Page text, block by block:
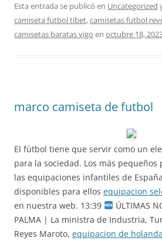
Esta entrada se publicó en Uncategorized
camiseta futbol tibet,camisetas futbol
camisetas baratas vigo en octubre 18,
marco camiseta de futbol
El fútbol tiene que servir como un
para la sociedad. Los más pequeños
las equipaciones infantiles de
disponibles para ellos equipacion
en nuestra web. 13:39
ÚLTIMAS
PALMA | La ministra de Industria,
Reyes Maroto, equipacion de